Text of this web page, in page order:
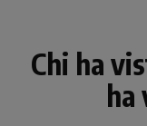
Chi ha
ha